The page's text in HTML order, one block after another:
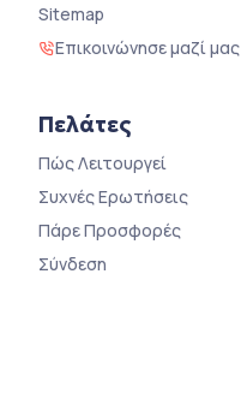
Sitemap
Επικοινώνησε μαζί μας
Πελάτες
Πώς Λειτουργεί
Συχνές Ερωτήσεις
Πάρε Προσφορές
Σύνδεση